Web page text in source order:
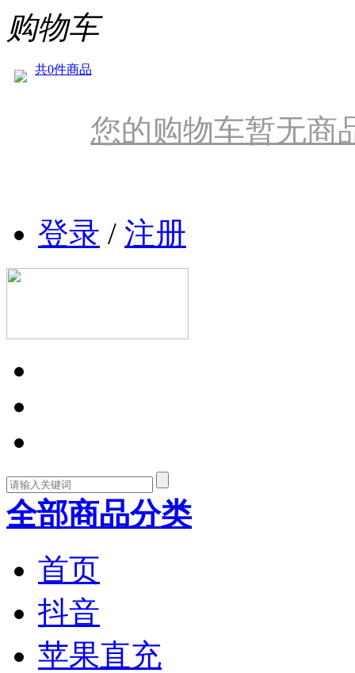
购物车
共0件商品
您的购物车暂无商
登录 / 注册
全部商品分类
首页
抖音
苹果直充